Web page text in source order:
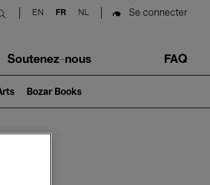
Submit search
EN FR NL Se connecter
Soutenez-nous FAQ
Bozar Books